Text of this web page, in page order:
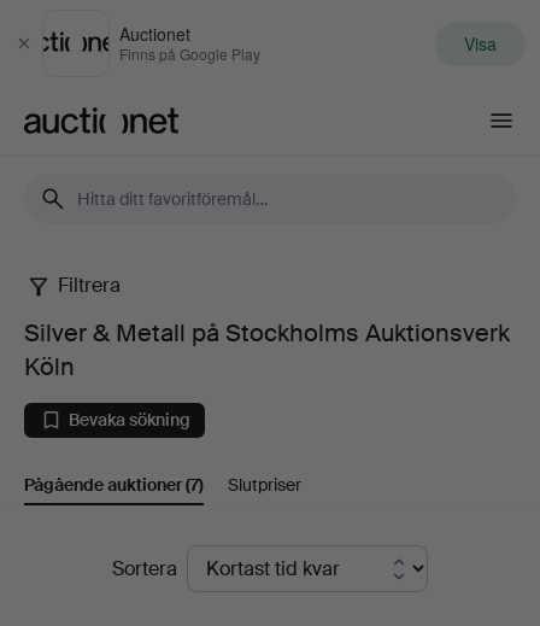
Stäng
Auctionet
Finns på Google Play Visa
Silver
Metall
på
Auktionsverk
Filtrera
Silver & Metall på Stockholms Auktionsverk
Köln
Bevaka sökning
Pågående auktioner(7) Slutpriser
PågåendeSortera